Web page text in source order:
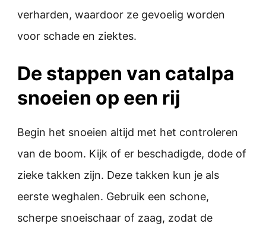
verharden, waardoor ze gevoelig worden
voor schade en ziektes.
De stappen van catalpa
snoeien op een rij
Begin het snoeien altijd met het controleren
van de boom. Kijk of er beschadigde, dode of
zieke takken zijn. Deze takken kun je als
eerste weghalen. Gebruik een schone,
scherpe snoeischaar of zaag, zodat de